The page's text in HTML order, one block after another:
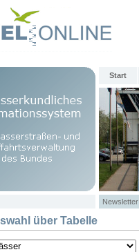
Start
Newsletter
über Tabelle